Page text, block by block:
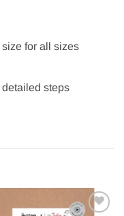
for all sizes
steps